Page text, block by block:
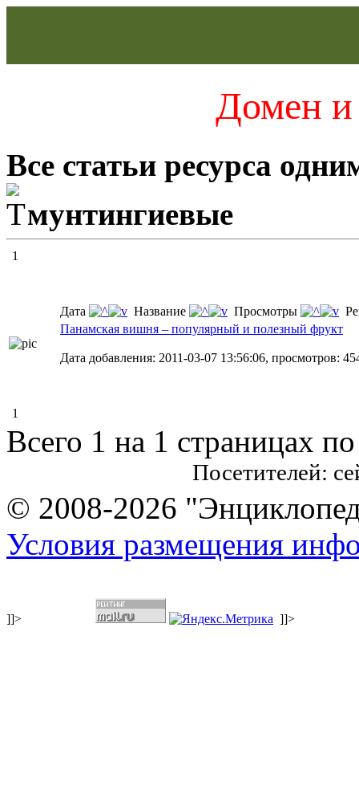
Домен и
Все статьи ресурса
мунтингиевые
1
Дата Название Просмотры
Панамская вишня – популярный и полезный фрукт
Дата добавления: 2011-03-07 13:56:06, просмотров:
1
Всего 1 на 1 страницах
Посетителей:
© 2008-2026
Условия размещения
]]> ]]>